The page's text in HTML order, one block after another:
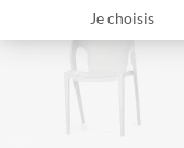
Je choisis